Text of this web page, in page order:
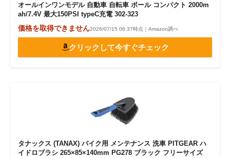
オールインワンモデル 自動車 自転車 ボール コンパクト 2000m
ah/7.4V 最大150PSI typeC充電 302-323
価格を取得できません2026/07/15 06:37時点｜Amazon調べ
クリックして今すぐチェック
タナックス (TANAX) バイク用 メンテナンス 洗車 PITGEAR ハ
イドロブラシ 265×85×140mm PG278 ブラック フリーサイズ